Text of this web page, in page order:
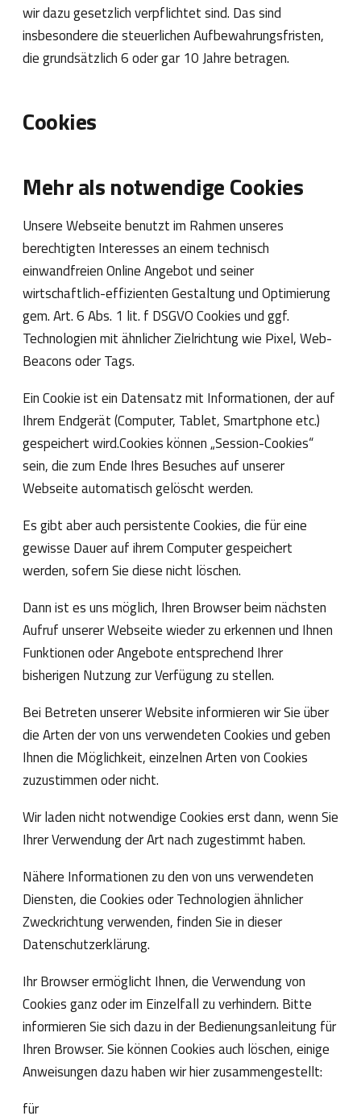
wir dazu gesetzlich verpflichtet sind. Das sind
insbesondere die steuerlichen Aufbewahrungsfristen,
die grundsätzlich 6 oder gar 10 Jahre betragen.
Cookies
Mehr als notwendige Cookies
Unsere Webseite benutzt im Rahmen unseres
berechtigten Interesses an einem technisch
einwandfreien Online Angebot und seiner
wirtschaftlich-effizienten Gestaltung und Optimierung
gem. Art. 6 Abs. 1 lit. f DSGVO Cookies und ggf.
Technologien mit ähnlicher Zielrichtung wie Pixel, Web-
Beacons oder Tags.
Ein Cookie ist ein Datensatz mit Informationen, der auf
Ihrem Endgerät (Computer, Tablet, Smartphone etc.)
gespeichert wird.Cookies können „Session-Cookies“
sein, die zum Ende Ihres Besuches auf unserer
Webseite automatisch gelöscht werden.
Es gibt aber auch persistente Cookies, die für eine
gewisse Dauer auf ihrem Computer gespeichert
werden, sofern Sie diese nicht löschen.
Dann ist es uns möglich, Ihren Browser beim nächsten
Aufruf unserer Webseite wieder zu erkennen und Ihnen
Funktionen oder Angebote entsprechend Ihrer
bisherigen Nutzung zur Verfügung zu stellen.
Bei Betreten unserer Website informieren wir Sie über
die Arten der von uns verwendeten Cookies und geben
Ihnen die Möglichkeit, einzelnen Arten von Cookies
zuzustimmen oder nicht.
Wir laden nicht notwendige Cookies erst dann, wenn Sie
Ihrer Verwendung der Art nach zugestimmt haben.
Nähere Informationen zu den von uns verwendeten
Diensten, die Cookies oder Technologien ähnlicher
Zweckrichtung verwenden, finden Sie in dieser
Datenschutzerklärung.
Ihr Browser ermöglicht Ihnen, die Verwendung von
Cookies ganz oder im Einzelfall zu verhindern. Bitte
informieren Sie sich dazu in der Bedienungsanleitung für
Ihren Browser. Sie können Cookies auch löschen, einige
Anweisungen dazu haben wir hier zusammengestellt:
für